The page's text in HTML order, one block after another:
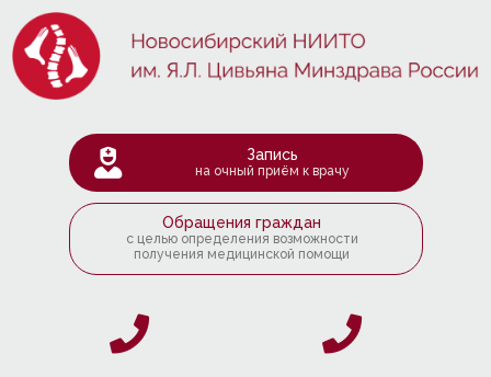
Запись
на очный приём к врачу
Обращения граждан
с целью определения возможности
получения медицинской помощи